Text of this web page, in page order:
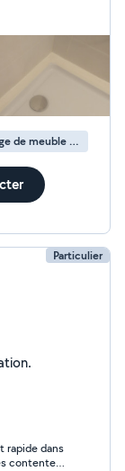
Montage de meuble en kit
Particulier
présentation.
rapide dans
contente